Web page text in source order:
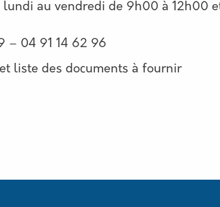
au vendredi de 9h00 à 12h00
– 04 91 14 62 96
liste des documents à fournir